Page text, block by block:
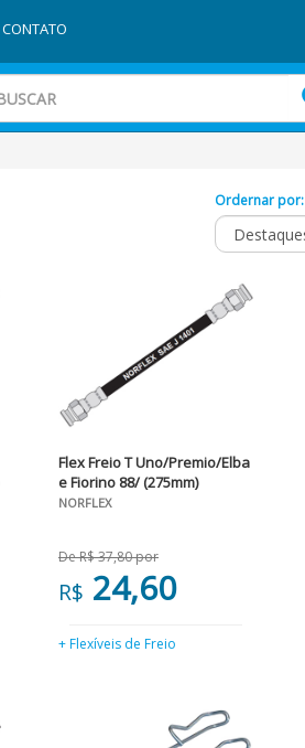
CONTATO
Ordernar por:
Flex Freio T Uno/Premio/Elba
e Fiorino 88/ (275mm)
NORFLEX
De R$ 37,80 por
R$ 24,60
+ Flexíveis de Freio